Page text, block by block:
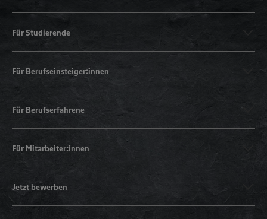
Für Studierende
Für Berufseinsteiger:innen
Für Berufserfahrene
Für Mitarbeiter:innen
Jetzt bewerben